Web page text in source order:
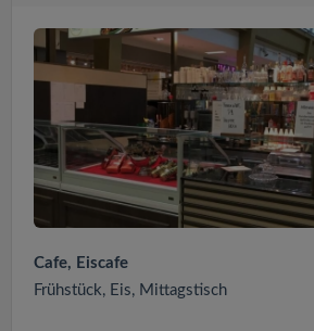
Cafe, Eiscafe
Frühstück, Eis, Mittagstisch